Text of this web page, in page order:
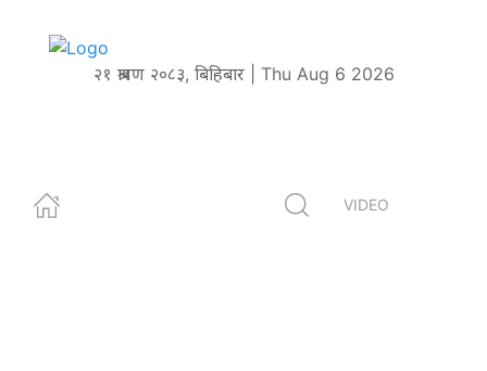
२१ श्रावण २०८३, बिहिबार | Thu Aug 6 2026
VIDEO